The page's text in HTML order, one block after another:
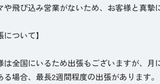
や飛び込み営業がないため、お客様と真摯
について】
は全国にいるため出張もございますが、
る場合、最長2週間程度の出張があります。